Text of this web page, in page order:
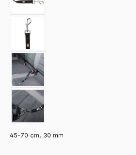
45-70 cm, 30 mm